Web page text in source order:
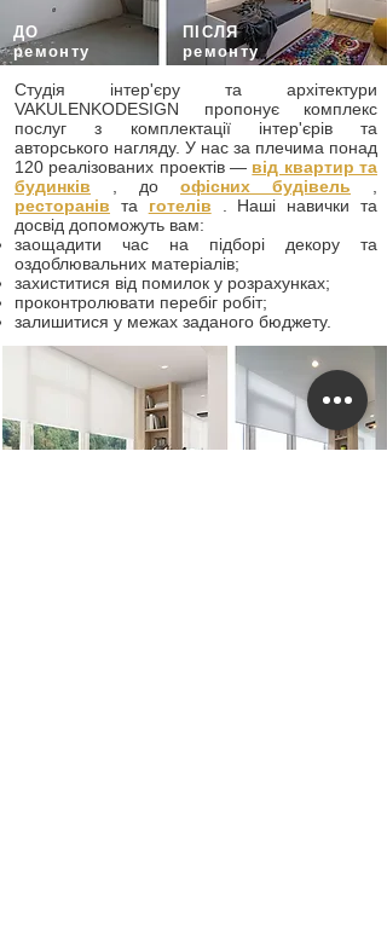
ДО
ремонту
ПІСЛЯ
ремонту
Студія інтер'єру та архітектури
VAKULENKODESIGN пропонує комплекс
послуг з комплектації інтер'єрів та
авторського нагляду. У нас за плечима понад
120 реалізованих проектів — від квартир та
будинків , до офісних будівель
ресторанів та готелів . Наші навички та
досвід допоможуть вам:
заощадити час на підборі декору та
оздоблювальних матеріалів;
захиститися від помилок у розрахунках;
проконтролювати перебіг робіт;
залишитися у межах заданого бюджету.